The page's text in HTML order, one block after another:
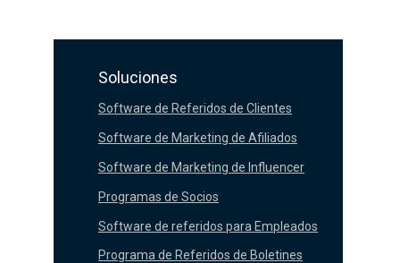
Software de Referidos de Clientes
Programa de Referidos de Boletines
Programas de Socios
Software de Marketing de Influencer
Software de Marketing de Afiliados
Software de referidos para Empleados
Soluciones